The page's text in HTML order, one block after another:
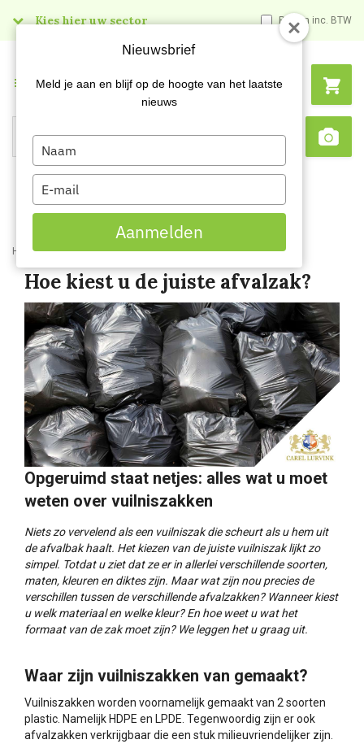
Kies hier uw sector Prijzen inc. BTW
Search
Menu
Home Blog Hoe kiest u de juiste afvalzak?
Hoe kiest u de juiste afvalzak?
Opgeruimd staat netjes: alles wat u moet
weten over vuilniszakken
Niets zo vervelend als een vuilniszak die scheurt als u hem uit
de afvalbak haalt. Het kiezen van de juiste vuilniszak lijkt zo
simpel. Totdat u ziet dat ze er in allerlei verschillende soorten,
maten, kleuren en diktes zijn. Maar wat zijn nou precies de
verschillen tussen de verschillende afvalzakken? Wanneer kiest
u welk materiaal en welke kleur? En hoe weet u wat het
formaat van de zak moet zijn? We leggen het u graag uit.
Waar zijn vuilniszakken van gemaakt?
Vuilniszakken worden voornamelijk gemaakt van 2 soorten
plastic. Namelijk HDPE en LPDE. Tegenwoordig zijn er ook
afvalzakken verkrijgbaar die een stuk milieuvriendelijker zijn.
Nieuwsbrief
Meld je aan en blijf op de hoogte van het laatste
nieuws
Type
your
name
Type
your
email
Aanmelden